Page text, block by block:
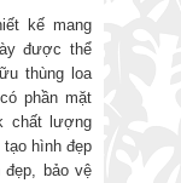
kế mang
được thể
thùng loa
phần mặt
chất lượng
hình đẹp
đẹp, bảo vệ